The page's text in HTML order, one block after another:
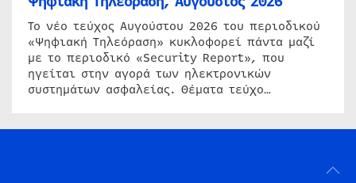
Το νέο τεύχος Αυγούστου 2026 του περιοδικού
«Ψηφιακή Τηλεόραση» κυκλοφορεί πάντα μαζί
με το περιοδικό «Security Report», που
ηγείται στην αγορά των ηλεκτρονικών
συστημάτων ασφαλείας. Θέματα τεύχο…